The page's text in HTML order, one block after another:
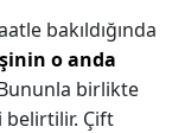
bakıldığında
o anda
birlikte
belirtilir. Çift